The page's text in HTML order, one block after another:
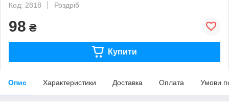
Код: 2818
Роздріб
98 ₴
Купити
Опис Характеристики Доставка Оплата Умови